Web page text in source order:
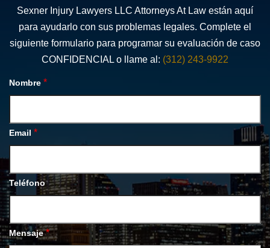
Sexner Injury Lawyers LLC Attorneys At Law están aquí
para ayudarlo con sus problemas legales. Complete el
siguiente formulario para programar su evaluación de caso
CONFIDENCIAL o llame al: (312) 243-9922
Nombre *
Email *
Teléfono
Mensaje *